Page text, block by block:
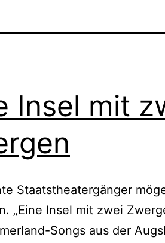
Insel mit
Staatstheatergänger
„Eine Insel mit zwei
Songs aus der